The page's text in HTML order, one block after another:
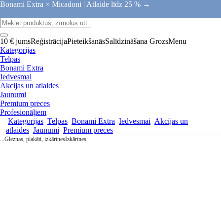
Bonami Extra × Micadoni | Atlaide līdz 25 % →
10 € jumsReģistrācijaPieteikšanāsSalīdzināšana GrozsMenu
Kategorijas
Telpas
Bonami Extra
Iedvesmai
Akcijas un atlaides
Jaunumi
Premium preces
Profesionāļiem
Kategorijas Telpas Bonami Extra Iedvesmai Akcijas un
atlaides Jaunumi Premium preces
...Gleznas, plakāti, izkārtnesIzkārtnes